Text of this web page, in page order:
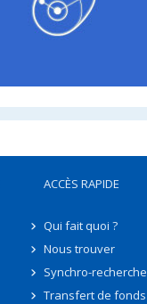
ACCÈS RAPIDE
Qui fait quoi ?
Nous trouver
Synchro-recherche
Transfert de fonds